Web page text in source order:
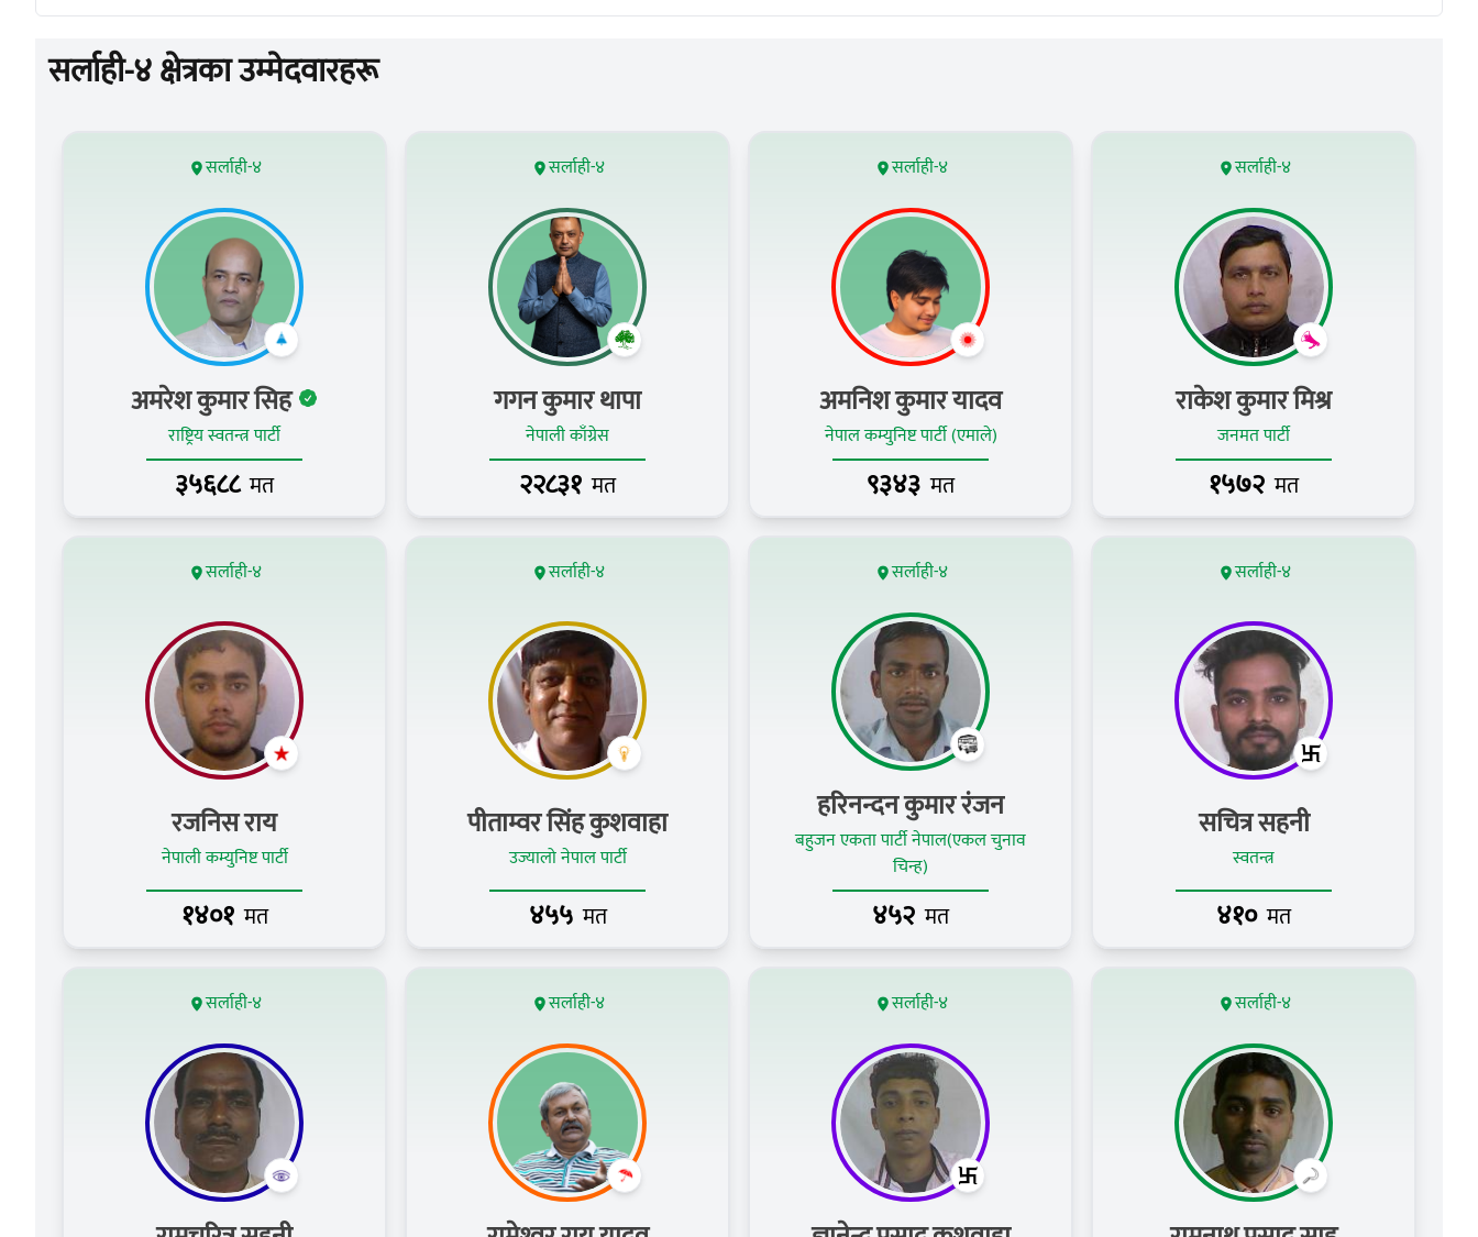
सर्लाही-४ क्षेत्रका उम्मेदवारहरू
सर्लाही-४
अमरेश कुमार सिह
राष्ट्रिय स्वतन्त्र पार्टी
३५६८८ मत
सर्लाही-४
गगन कुमार थापा
नेपाली काँग्रेस
२२८३१ मत
सर्लाही-४
अमनिश कुमार यादव
नेपाल कम्युनिष्ट पार्टी (एमाले)
९३४३ मत
सर्लाही-४
राकेश कुमार मिश्र
जनमत पार्टी
१५७२ मत
सर्लाही-४
रजनिस राय
नेपाली कम्युनिष्ट पार्टी
१४०१ मत
सर्लाही-४
पीताम्वर सिंह कुशवाहा
उज्यालो नेपाल पार्टी
४५५ मत
सर्लाही-४
हरिनन्दन कुमार रंजन
बहुजन एकता पार्टी नेपाल(एकल चुनाव
चिन्ह)
४५२ मत
सर्लाही-४
सचित्र सहनी
स्वतन्त्र
४१० मत
सर्लाही-४ सर्लाही-४ सर्लाही-४ सर्लाही-४